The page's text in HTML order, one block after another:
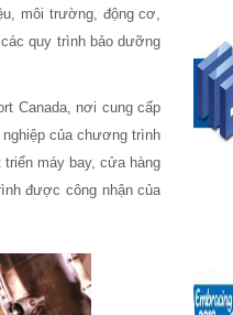
môi trường, động cơ,
quy trình bảo dưỡng
Canada, nơi cung cấp
của chương trình
máy bay, cửa hàng
được công nhận của